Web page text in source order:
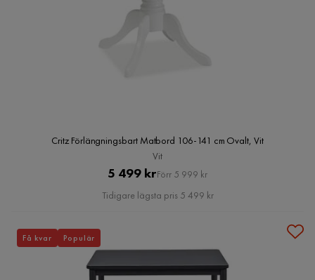
Critz Förlängningsbart Matbord 106-141 cm Ovalt, Vit
Vit
Pris
5 499 krOriginal
Pris
Förr 5 999 kr
Tidigare lägsta pris 5 499 kr
Få kvar Populär